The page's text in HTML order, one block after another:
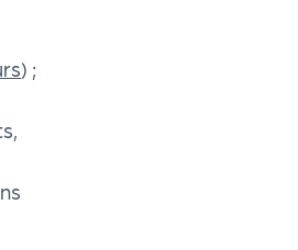
) ;